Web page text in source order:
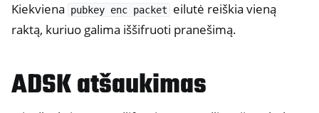
Kiekviena pubkey enc packet
eilutė reiškia vieną
raktą, kuriuo galima iššifruoti pranešimą.
ADSK atšaukimas